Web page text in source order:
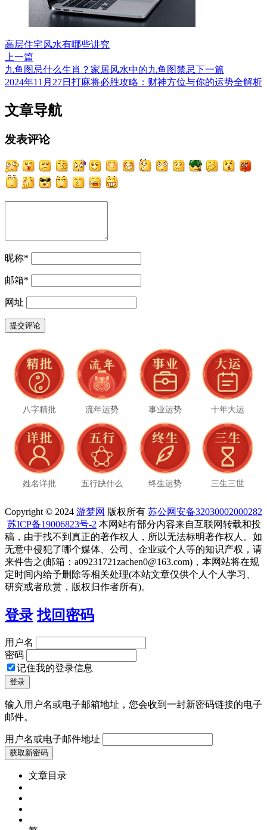
高层住宅风水有哪些讲究
上一篇
九鱼图忌什么生肖？家居风水中的九鱼图禁忌下一篇
2024年11月27日打麻将必胜攻略：财神方位与你的运势全解析
文章导航
发表评论
昵称*
邮箱*
网址
八字精批 流年运势 事业运势 十年大运
姓名详批 五行缺什么 终生运势 三生三世
Copyright © 2024 游梦网 版权所有 苏公网安备32030002000282
苏ICP备19006823号-2 本网站有部分内容来自互联网转载和投
稿，由于找不到真正的著作权人，所以无法标明著作权人。如
无意中侵犯了哪个媒体、公司、企业或个人等的知识产权，请
来件告之(邮箱：a09231721zachen0@163.com)，本网站将在规
定时间内给予删除等相关处理(本站文章仅供个人个人学习、
研究或者欣赏，版权归作者所有)。
登录 找回密码
用户名
密码
记住我的登录信息
输入用户名或电子邮箱地址，您会收到一封新密码链接的电子
邮件。
用户名或电子邮件地址
文章目录